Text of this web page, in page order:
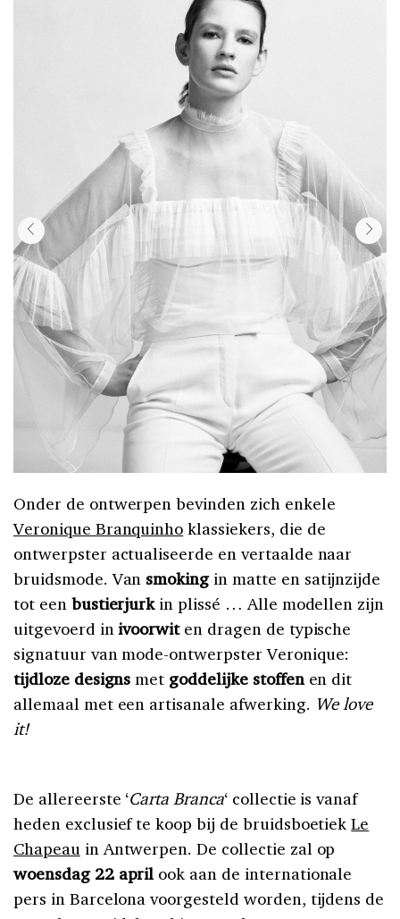
Onder de ontwerpen bevinden zich enkele
Veronique Branquinho klassiekers, die de
ontwerpster actualiseerde en vertaalde naar
bruidsmode. Van smokingin matte en satijnzijde
tot een bustierjurkin plissé … Alle modellen zijn
uitgevoerd inivoorwiten dragen de typische
signatuur van mode-ontwerpster Veronique:
tijdloze designs met goddelijke stoffenen dit
allemaal met een artisanale afwerking. We love
it!
De allereerste ‘Carta Branca‘ collectie is vanaf
heden exclusief te koop bij de bruidsboetiekLe
Chapeauin Antwerpen. De collectie zal op
woensdag 22 april ook aan de internationale
pers in Barcelona voorgesteld worden, tijdens de